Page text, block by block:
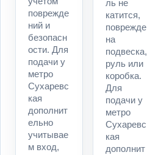
поврежде
ний и
безопасн
ости. Для
подачи у
метро
Сухаревс
кая
дополнит
ельно
учитывае
м вход,
ль не
катится,
поврежде
на
подвеска,
руль или
коробка.
Для
подачи у
метро
Сухаревс
кая
дополнит